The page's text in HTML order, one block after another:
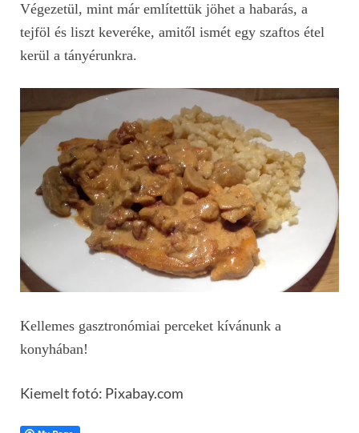
Végezetül, mint már említettük jöhet a habarás, a
tejföl és liszt keveréke, amitől ismét egy szaftos étel
kerül a tányérunkra.
Kellemes gasztronómiai perceket kívánunk a
konyhában!
Kiemelt fotó: Pixabay.com